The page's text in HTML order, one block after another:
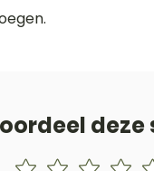
deze